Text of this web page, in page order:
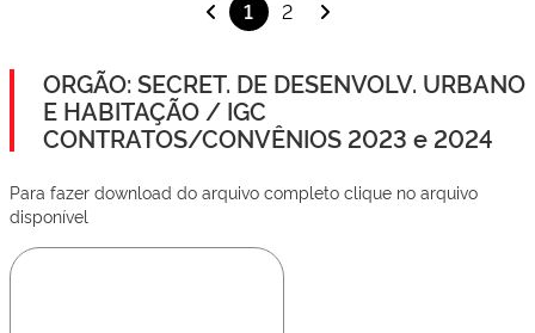
1 2
ORGÃO: SECRET. DE DESENVOLV. URBANO
E HABITAÇÃO / IGC
CONTRATOS/CONVÊNIOS 2023 e 2024
Para fazer download do arquivo completo clique no arquivo
disponível